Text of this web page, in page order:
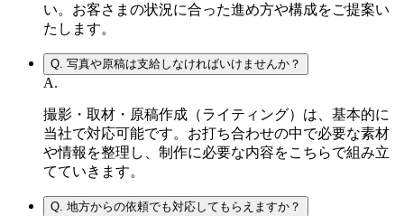
い。お客さまの状況に合った進め方や構成をご提案い
たします。
Q. 写真や原稿は支給しなければいけませんか？
A.
撮影・取材・原稿作成（ライティング）は、基本的に
当社で対応可能です。お打ち合わせの中で必要な素材
や情報を整理し、制作に必要な内容をこちらで組み立
てていきます。
Q. 地方からの依頼でも対応してもらえますか？